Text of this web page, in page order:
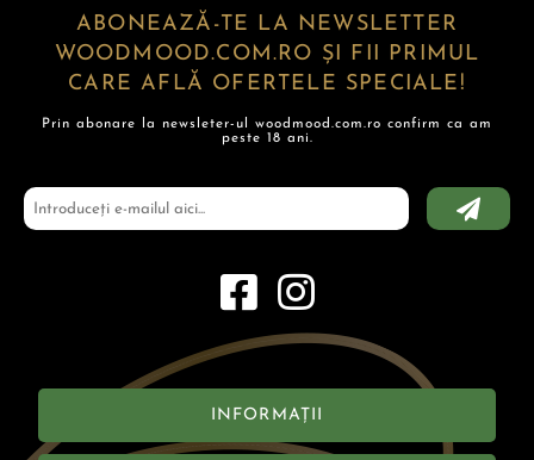
ABONEAZĂ-TE LA NEWSLETTER
WOODMOOD.COM.RO ȘI FII PRIMUL
CARE AFLĂ OFERTELE SPECIALE!
Prin abonare la newsleter-ul woodmood.com.ro confirm ca am
peste 18 ani.
INFORMAȚII